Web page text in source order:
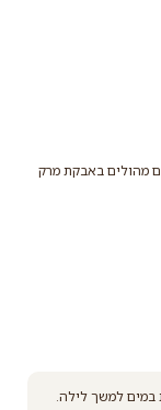
מהולים באבקת מרק
במים למשך לילה.